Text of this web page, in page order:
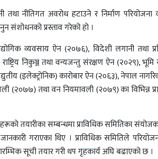
नीतिगत अवरोध हटाउने र निर्माण परियोजना
संशोधनको प्रस्ताव गरेको हो ।
व्यवसाय ऐन (२०७६), विदेशी लगानी तथा
निकुञ्ज तथा वन्यजन्तु संरक्षण ऐन (२०२९),
(इलेक्ट्रोनिक) कारोबार ऐन (२०६३), नेपाल
(२०७७) तथा वन नियमावली (२०७९) का विभिन्न
तयारीका सम्बन्धमा प्राविधिक समितिका
गराएका थिए । प्राविधिक समितिले
सूची तयार गरी थप गृहकार्य अघि बढाएको छ ।